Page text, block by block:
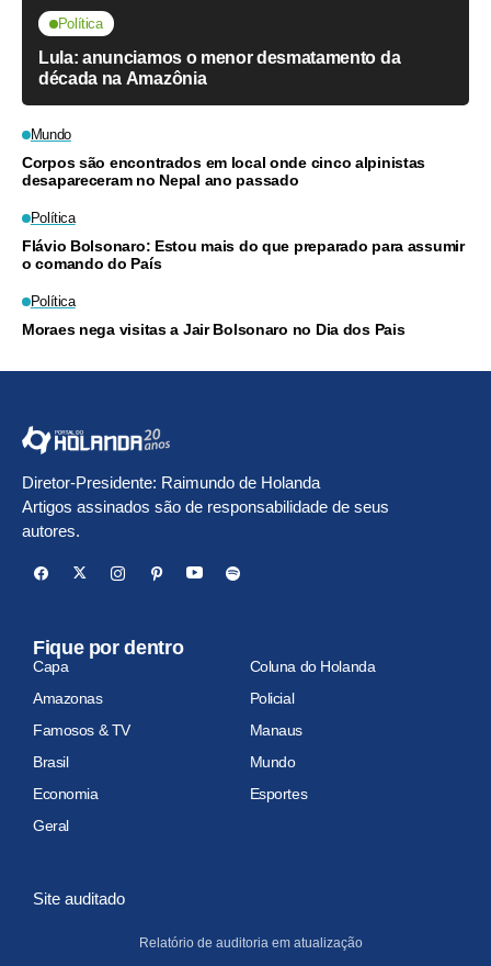
Política
Lula: anunciamos o menor desmatamento da
década na Amazônia
Mundo
Corpos são encontrados em local onde cinco alpinistas
desapareceram no Nepal ano passado
Política
Flávio Bolsonaro: Estou mais do que preparado para assumir
o comando do País
Política
Moraes nega visitas a Jair Bolsonaro no Dia dos Pais
Diretor-Presidente: Raimundo de Holanda
Artigos assinados são de responsabilidade de seus
autores.
Fique por dentro
Capa
Coluna do Holanda
Amazonas
Policial
Famosos & TV
Manaus
Brasil
Mundo
Economia
Esportes
Geral
Site auditado
Relatório de auditoria em atualização